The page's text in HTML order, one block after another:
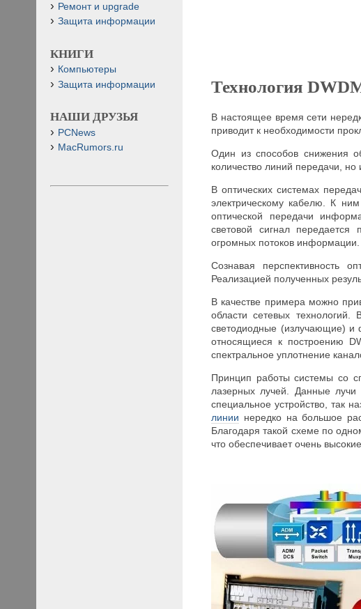
Технология
В настоящее время сети
приводит к необходимости
Один из способов снижения
количество линий передачи, но
В оптических системах
электрическому кабелю. К
оптической передачи
световой сигнал передается
огромных потоков информации.
Сознавая перспективность
Реализацией полученных
В качестве примера можно
области сетевых
светодиодные (излучающие) и
относящиеся к построению
спектральное уплотнение
Принцип работы системы со
лазерных лучей. Данные
специальное устройство, так
линии нередко на большое
Благодаря такой схеме по
что обеспечивает очень
Ремонт и upgrade
Защита информации
КНИГИ
Компьютеры
Защита информации
НАШИ ДРУЗЬЯ
PCNews
MacRumors.ru